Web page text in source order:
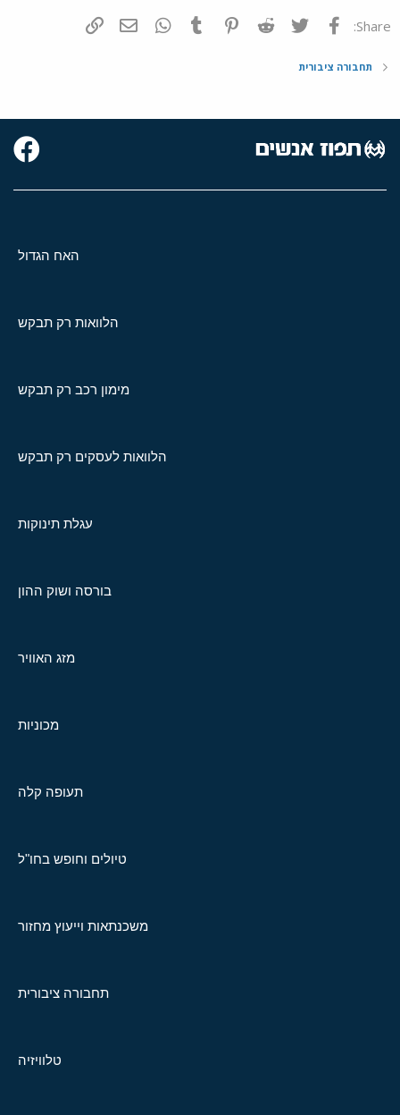
Share: פייסבוק Twitter
Reddit
Pinterest
Tumblr
WhatsAppדואר אלקטרוני
תחבורה ציבורית
האח הגדול
הלוואות רק תבקש
מימון רכב רק תבקש
הלוואות לעסקים רק תבקש
עגלת תינוקות
בורסה ושוק ההון
מזג האוויר
מכוניות
תעופה קלה
טיולים וחופש בחו"ל
משכנתאות וייעוץ מחזור
תחבורה ציבורית
טלוויזיה